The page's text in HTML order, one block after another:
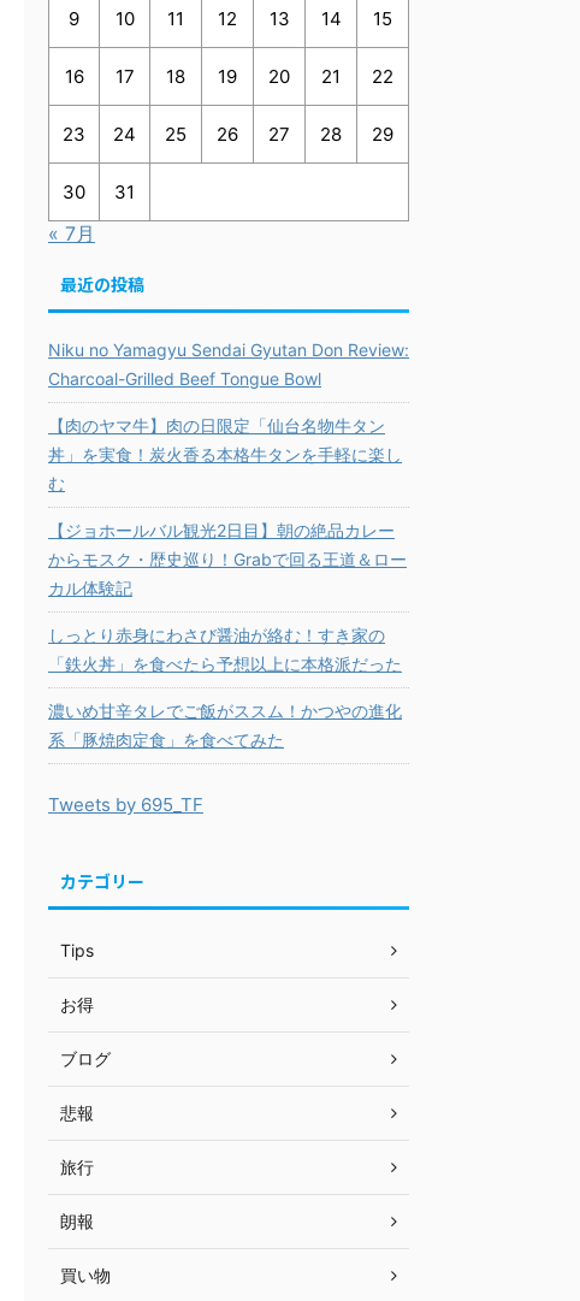
9 10 11 12 13 14 15
16 17 18 19 20 21 22
23 24 25 26 27 28 29
30 31
« 7月
最近の投稿
Niku no Yamagyu Sendai Gyutan Don Review:
Charcoal-Grilled Beef Tongue Bowl
【肉のヤマ牛】肉の日限定「仙台名物牛タン
丼」を実食！炭火香る本格牛タンを手軽に楽し
む
【ジョホールバル観光2日目】朝の絶品カレー
からモスク・歴史巡り！Grabで回る王道＆ロー
カル体験記
しっとり赤身にわさび醤油が絡む！すき家の
「鉄火丼」を食べたら予想以上に本格派だった
濃いめ甘辛タレでご飯がススム！かつやの進化
系「豚焼肉定食」を食べてみた
Tweets by 695_TF
カテゴリー
Tips
お得
ブログ
悲報
旅行
朗報
買い物